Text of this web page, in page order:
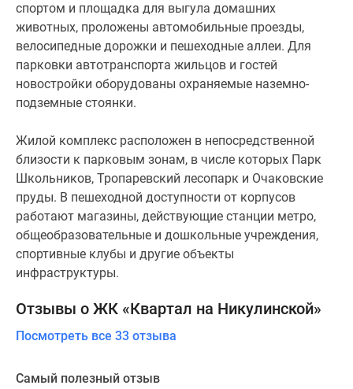
спортом и площадка для выгула домашних
животных, проложены автомобильные проезды,
велосипедные дорожки и пешеходные аллеи. Для
парковки автотранспорта жильцов и гостей
новостройки оборудованы охраняемые наземно-
подземные стоянки.
Жилой комплекс расположен в непосредственной
близости к парковым зонам, в числе которых Парк
Школьников, Тропаревский лесопарк и Очаковские
пруды. В пешеходной доступности от корпусов
работают магазины, действующие станции метро,
общеобразовательные и дошкольные учреждения,
спортивные клубы и другие объекты
инфраструктуры.
Отзывы о ЖК «Квартал на Никулинской»
Посмотреть все 33 отзыва
Самый полезный отзыв